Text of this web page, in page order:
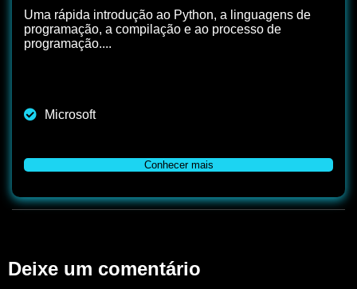
Uma rápida introdução ao Python, a linguagens de
programação, a compilação e ao processo de
programação....
Microsoft
Conhecer mais
Deixe um comentário